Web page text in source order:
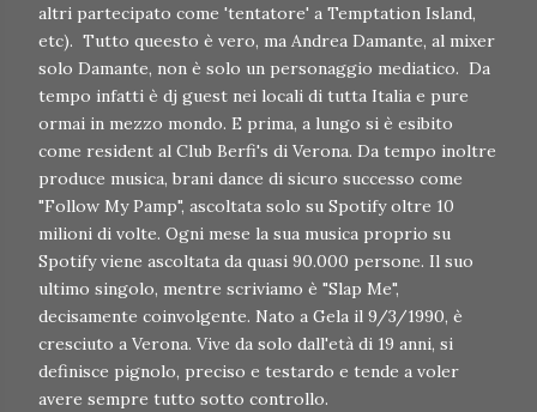
altri partecipato come 'tentatore' a Temptation Island,
etc). Tutto queesto è vero, ma Andrea Damante, al mixer
solo Damante, non è solo un personaggio mediatico. Da
tempo infatti è dj guest nei locali di tutta Italia e pure
ormai in mezzo mondo. E prima, a lungo si è esibito
come resident al Club Berfi's di Verona. Da tempo inoltre
produce musica, brani dance di sicuro successo come
"Follow My Pamp", ascoltata solo su Spotify oltre 10
milioni di volte. Ogni mese la sua musica proprio su
Spotify viene ascoltata da quasi 90.000 persone. Il suo
ultimo singolo, mentre scriviamo è "Slap Me",
decisamente coinvolgente. Nato a Gela il 9/3/1990, è
cresciuto a Verona. Vive da solo dall'età di 19 anni, si
definisce pignolo, preciso e testardo e tende a voler
avere sempre tutto sotto controllo.